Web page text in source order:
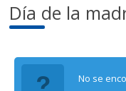
Día de la
No se